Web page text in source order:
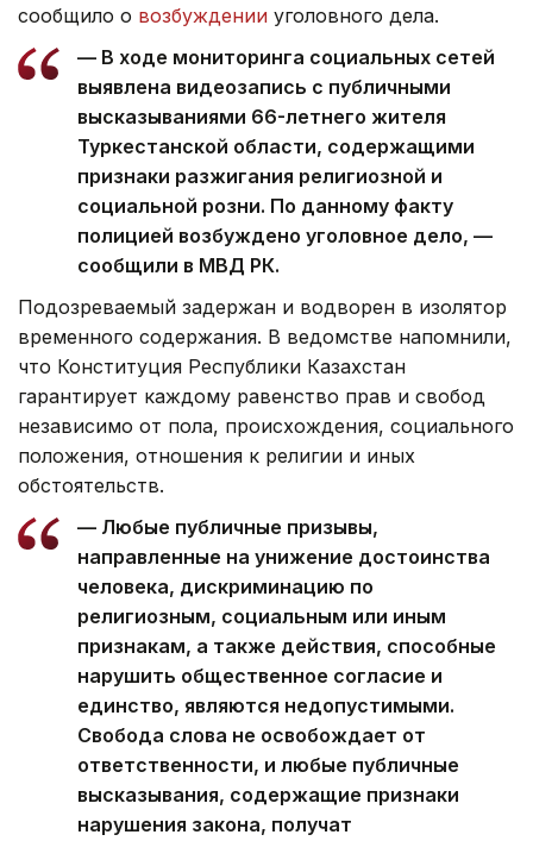
сообщило о возбуждении уголовного дела.
— В ходе мониторинга социальных сетей
выявлена видеозапись с публичными
высказываниями 66-летнего жителя
Туркестанской области, содержащими
признаки разжигания религиозной и
социальной розни. По данному факту
полицией возбуждено уголовное дело, —
сообщили в МВД РК.
Подозреваемый задержан и водворен в изолятор
временного содержания. В ведомстве напомнили,
что Конституция Республики Казахстан
гарантирует каждому равенство прав и свобод
независимо от пола, происхождения, социального
положения, отношения к религии и иных
обстоятельств.
— Любые публичные призывы,
направленные на унижение достоинства
человека, дискриминацию по
религиозным, социальным или иным
признакам, а также действия, способные
нарушить общественное согласие и
единство, являются недопустимыми.
Свобода слова не освобождает от
ответственности, и любые публичные
высказывания, содержащие признаки
нарушения закона, получат